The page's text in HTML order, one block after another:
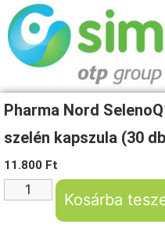
Pharma Nord
szelén kapszula (30
11.800 Ft
Kosárba
AI-